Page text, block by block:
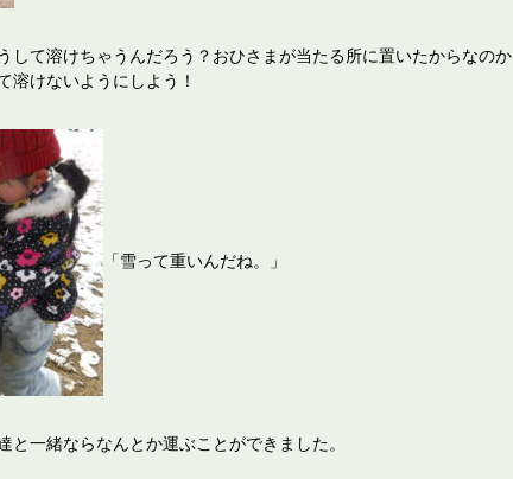
して溶けちゃうんだろう？おひさまが当たる所に置いたからなのか
溶けないようにしよう！
「雪って重いんだね。」
一緒ならなんとか運ぶことができました。